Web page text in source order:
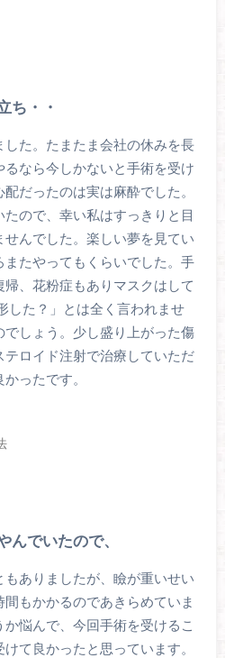
ち・・
た。たまたま会社の休みを長
るなら今しかないと手術を受け
だったのは実は麻酔でした。
ので、幸い私はすっきりと目
んでした。楽しい夢を見てい
たやってもくらいでした。手
、花粉症もありマスクはして
した？」とは全く言われませ
しょう。少し盛り上がった傷
ロイド注射で治療していただ
ったです。
んでいたので、
ありましたが、瞼が重いせい
もかかるのであきらめていま
悩んで、今回手術を受けるこ
て良かったと思っています。